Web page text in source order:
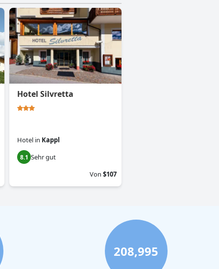
Hotel Silvretta
Hotel in Kappl
8.1 Sehr gut
Von $107
208,995